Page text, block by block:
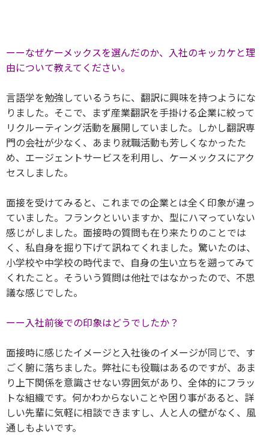
ーーなぜケーメックスを選んだのか、入社のキッカケと理
由について教えてください。
言語学を勉強しているうちに、翻訳に興味を持つようにな
りました。そこで、まず産業翻訳を手掛ける企業に絞って
リクルーティング活動を展開していました。しかし翻訳専
門の会社が少なく、あまり就職活動も芳しくなかったた
め、エージェントサービスを利用し、ケーメックスにアク
セスしました。
面接を受けてみると、これまでの企業とは全く印象が違っ
ていました。フランクといいますか、型にハマっていない
感じがしました。面接時の質問も在り来たりのことでは
く、私自身を掘り下げて訊ねてくれました。驚いたのは、
小学校や中学校の時代まで、自身の生い立ちを遡ってみて
くれたこと。そういう質問は他社ではなかったので、不思
議な感じでした。
ーー入社前後での印象はどうでしたか？
面接時に感じたイメージと入社後のイメージが同じで、す
ごく腑に落ちました。弊社にも役職はあるのですが、あま
り上下関係を意識させない雰囲気があり、全体的にフラッ
トな組織です。何かわからないことや困り事があると、詳
しい先輩に気軽に相談できますし、人と人の壁がなく、風
通しもよいです。